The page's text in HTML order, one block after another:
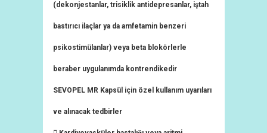
(dekonjestanlar, trisiklik antidepresanlar, iştah
bastırıcı ilaçlar ya da amfetamin benzeri
psikostimülanlar) veya beta blokörlerle
beraber uygulanımda kontrendikedir
SEVOPEL MR Kapsül için özel kullanım uyarıları
ve alınacak tedbirler